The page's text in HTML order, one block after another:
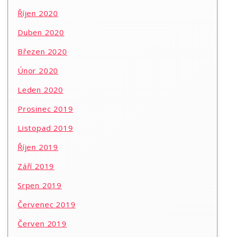
Říjen 2020
Duben 2020
Březen 2020
Únor 2020
Leden 2020
Prosinec 2019
Listopad 2019
Říjen 2019
Září 2019
Srpen 2019
Červenec 2019
Červen 2019